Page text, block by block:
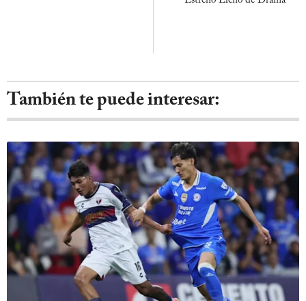
También te puede interesar: